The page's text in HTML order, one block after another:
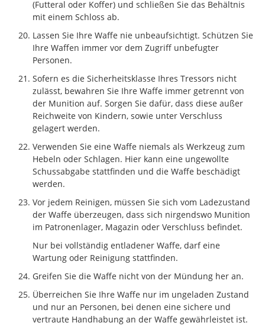
(Futteral oder Koffer) und schließen Sie das Behältnis
mit einem Schloss ab.
Lassen Sie Ihre Waffe nie unbeaufsichtigt. Schützen Sie
Ihre Waffen immer vor dem Zugriff unbefugter
Personen.
Sofern es die Sicherheitsklasse Ihres Tressors nicht
zulässt, bewahren Sie Ihre Waffe immer getrennt von
der Munition auf. Sorgen Sie dafür, dass diese außer
Reichweite von Kindern, sowie unter Verschluss
gelagert werden.
Verwenden Sie eine Waffe niemals als Werkzeug zum
Hebeln oder Schlagen. Hier kann eine ungewollte
Schussabgabe stattfinden und die Waffe beschädigt
werden.
Vor jedem Reinigen, müssen Sie sich vom Ladezustand
der Waffe überzeugen, dass sich nirgendswo Munition
im Patronenlager, Magazin oder Verschluss befindet.
Nur bei vollständig entladener Waffe, darf eine
Wartung oder Reinigung stattfinden.
Greifen Sie die Waffe nicht von der Mündung her an.
Überreichen Sie Ihre Waffe nur im ungeladen Zustand
und nur an Personen, bei denen eine sichere und
vertraute Handhabung an der Waffe gewährleistet ist.